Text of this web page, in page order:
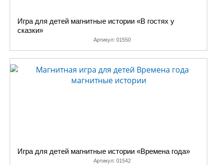
Игра для детей магнитные истории «В гостях у
сказки»
Артикул: 01550
Игра для детей магнитные истории «Времена года»
Артикул: 01542